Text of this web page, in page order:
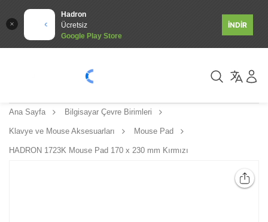
Hadron
Ücretsiz
Google Play Store
İNDİR
Ana Sayfa Bilgisayar Çevre Birimleri
Klavye ve Mouse Aksesuarları Mouse Pad
HADRON 1723K Mouse Pad 170 x 230 mm Kırmızı